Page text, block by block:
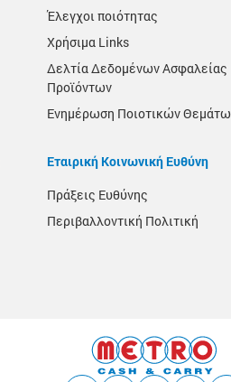
Έλεγχοι ποιότητας
Χρήσιμα Links
Δελτία Δεδομένων Ασφαλείας
Προϊόντων
Ενημέρωση Ποιοτικών
Εταιρική Κοινωνική Ευθύνη
Πράξεις Ευθύνης
Περιβαλλοντική Πολιτική